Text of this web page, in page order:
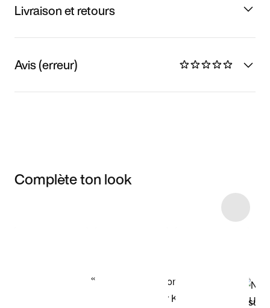
Livraison et retours
Avis (erreur)
Complète ton look